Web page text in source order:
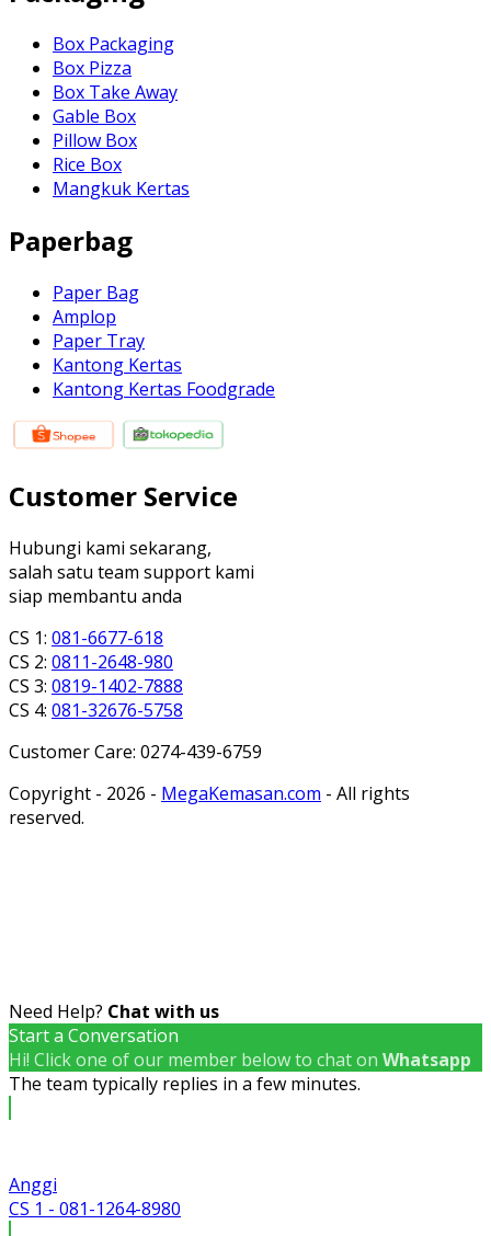
Box Packaging
Box Pizza
Box Take Away
Gable Box
Pillow Box
Rice Box
Mangkuk Kertas
Paperbag
Paper Bag
Amplop
Paper Tray
Kantong Kertas
Kantong Kertas Foodgrade
Customer Service
Hubungi kami sekarang,
salah satu team support kami
siap membantu anda
CS 1: 081-6677-618
CS 2: 0811-2648-980
CS 3: 0819-1402-7888
CS 4: 081-32676-5758
Customer Care: 0274-439-6759
Copyright - 2026 - MegaKemasan.com - All rights
reserved.
Need Help? Chat with us
Start a Conversation
Hi! Click one of our member below to chat on Whatsapp
The team typically replies in a few minutes.
Anggi
CS 1 - 081-1264-8980